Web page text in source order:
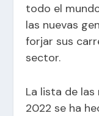
todo el
las nuevas
forjar sus
sector.
La lista de las
2022 se ha